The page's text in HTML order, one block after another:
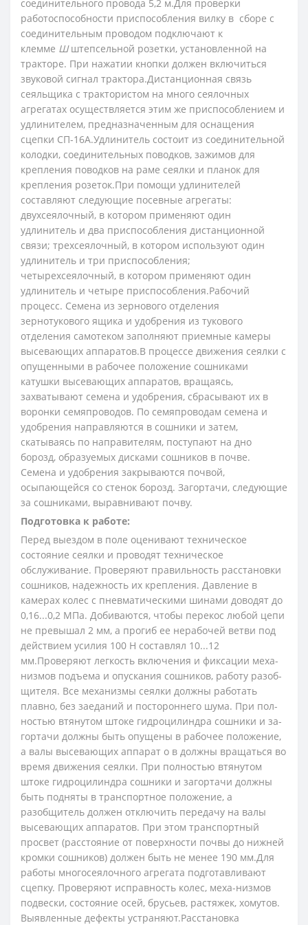
соединитель­ного провода 5,2 м.Для проверки
работоспособности приспособления вилку в сборе с
соединительным проводом подключают к
клемме Шштепсельной розетки, установленной на
тракторе. При нажатии кнопки должен включиться
звуковой сигнал трактора.Дистанционная связь
сеяльщика с трактористом на много сеялочных
агрегатах осуществляется этим же приспособлением и
удлинителем, предназначенным для оснащения
сцепки СП-16А.Удлинитель состоит из соединительной
колодки, соединительных поводков, зажимов для
крепления поводков на раме сеялки и планок для
крепления ро­зеток.При помощи удлинителей
составляют следующие посевные агрегаты:
двухсеялочный, в котором приме­няют один
удлинитель и два приспособления дистан­ционной
связи; трехсеялочный, в котором используют один
удлинитель и три приспособления;
четырехсеялочный, в котором применяют один
удлинитель и че­тыре приспособления.Рабочий
процесс. Семена из зернового отде­ления
зернотукового ящика и удобрения из тукового
отделения самотеком заполняют приемные камеры
высевающих аппаратов.В процессе движения сеялки с
опущенными в ра­бочее положение сошниками
катушки высевающих аппаратов, вращаясь,
захватывают семена и удобре­ния, сбрасывают их в
воронки семяпроводов. По се­мяпроводам семена и
удобрения направляются в сош­ники и затем,
скатываясь по направителям, поступа­ют на дно
борозд, образуемых дисками сошников в почве.
Семена и удобрения закрываются почвой,
осыпающейся со стенок борозд. Загортачи, следующие
за сошниками, выравнивают почву.
Подготовка к работе:
Перед выездом в по­ле оценивают техническое
состояние сеялки и прово­дят техническое
обслуживание. Проверяют правиль­ность расстановки
сошников, надежность их крепле­ния. Давление в
камерах колес с пневматическими шинами доводят до
0,16...0,2 МПа. Добиваются, что­бы перекос любой цепи
не превышал 2 мм, а прогиб ее нерабочей ветви под
действием усилия 100 Н со­ставлял 10...12
мм.Проверяют легкость включения и фиксации меха­
низмов подъема и опускания сошников, работу разоб­
щителя. Все механизмы сеялки должны работать
плавно, без заеданий и постороннего шума. При пол­
ностью втянутом штоке гидроцилиндра сошники и за­
гортачи должны быть опущены в рабочее положение,
а валы высевающих аппарат о в должны вращаться во
время движения сеялки. При полностью втянутом
штоке гидроцилиндра сошники и загортачи должны
быть подняты в транспортное положение, а
разобщитель должен отключить передачу на валы
высеваю­щих аппаратов. При этом транспортный
просвет (расстояние от поверхности почвы до нижней
кромки сошников) должен быть не менее 190 мм.Для
работы многосеялочного агрегата подготавливают
сцепку. Проверяют исправность колес, меха-низмов
подвески, состояние осей, брусьев, растяжек, хомутов.
Выявленные дефекты устраняют.Расстановка